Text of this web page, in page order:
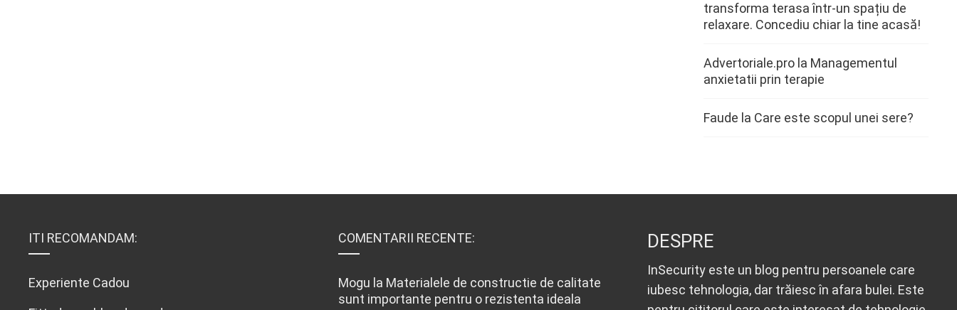
transforma terasa într-un spațiu de
relaxare. Concediu chiar la tine acasă!
Advertoriale.pro la Managementul
anxietatii prin terapie
Faude la Care este scopul unei sere?
ITI RECOMANDAM:
Experiente Cadou
COMENTARII RECENTE:
Mogu la Materialele de constructie de calitate
sunt importante pentru o rezistenta ideala
DESPRE
InSecurity este un blog pentru persoanele care
iubesc tehnologia, dar trăiesc în afara bulei. Este